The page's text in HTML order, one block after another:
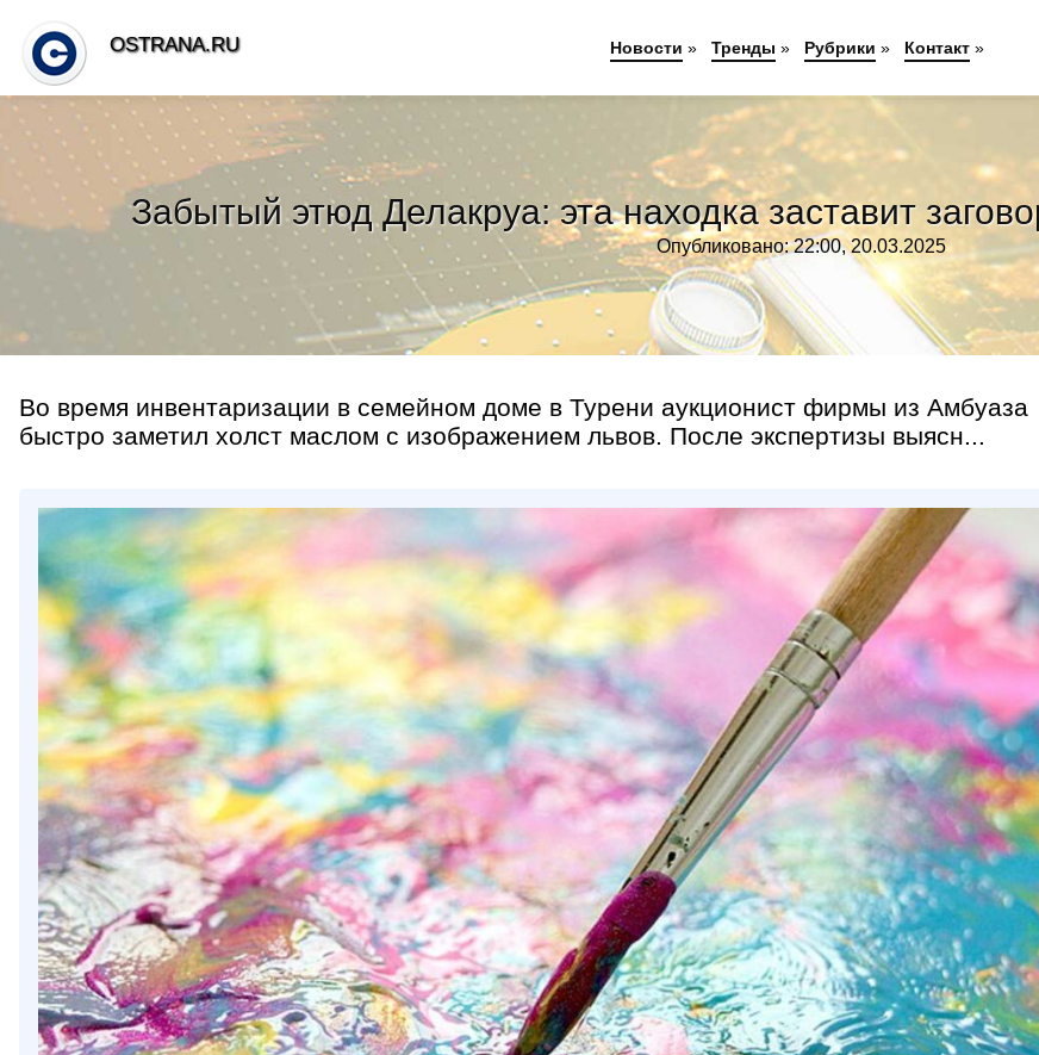
Забытый этюд Делакруа: эта находка заставит
Опубликовано: 22:00, 20.03.2025
Во время инвентаризации в семейном доме в Турени аукционист фирмы из Амбуаза
быстро заметил холст маслом с изображением львов. После экспертизы выясн...
OSTRANA.RU Новости » Тренды » Рубрики » Контакт»